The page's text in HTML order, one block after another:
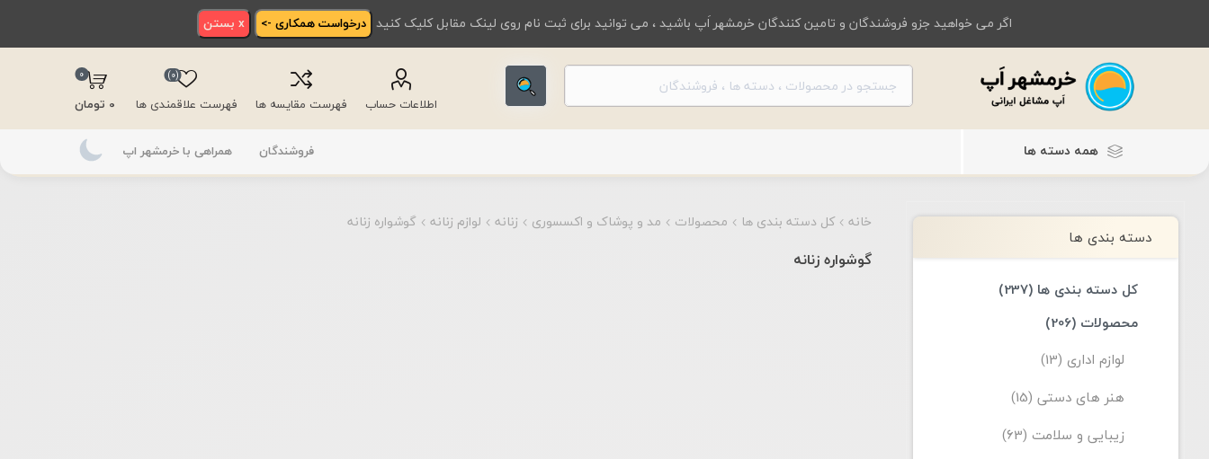
اگر می خواهید جزو فروشندگان و تامین کنندگان خرمشهر اَپ باشید ، می توانید برای ثبت نام روی لینک مقابل کلیک کنید درخواست همکاری -> x بستن
اطلاعات حساب فهرست مقایسه ها فهرست علاقمندی ها
(0)
0
0 تومان
همه دسته ها فروشندگان همراهی با خرمشهر اپ
خانه کل دسته بندی ها محصولات مد و پوشاک و اکسسوری زنانه لوازم زنانه گوشواره زنانه
گوشواره زنانه
دسته بندی ها
کل دسته بندی ها (237)
محصولات (206)
لوازم اداری (13)
هنر های دستی (15)
زیبایی و سلامت (63)